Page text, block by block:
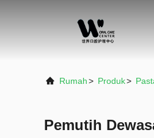
Rumah> Produk>
Pemutih